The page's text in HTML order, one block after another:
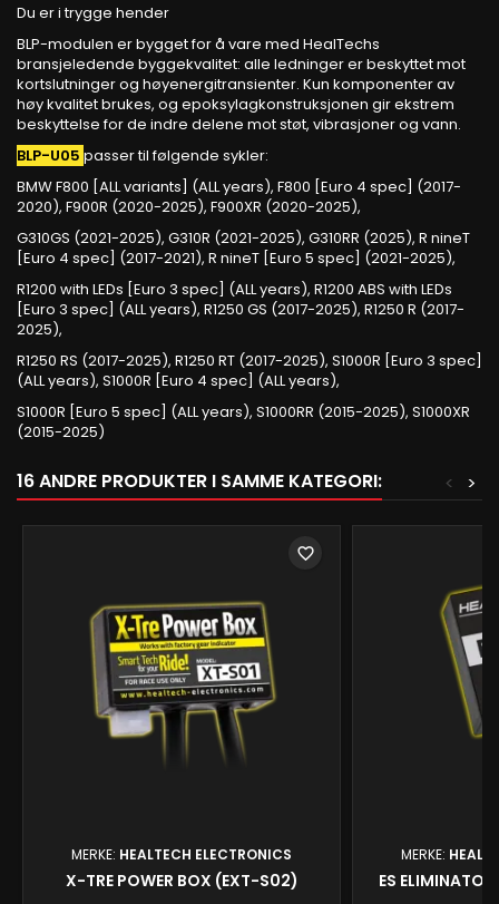
Du er i trygge hender
BLP-modulen er bygget for å vare med HealTechs
bransjeledende byggekvalitet: alle ledninger er beskyttet mot
kortslutninger og høyenergitransienter. Kun komponenter av
høy kvalitet brukes, og epoksylagkonstruksjonen gir ekstrem
beskyttelse for de indre delene mot støt, vibrasjoner og vann.
BLP-U05 passer til følgende sykler:
BMW F800 [ALL variants] (ALL years), F800 [Euro 4 spec] (2017-
2020), F900R (2020-2025), F900XR (2020-2025),
G310GS (2021-2025), G310R (2021-2025), G310RR (2025), R nineT
[Euro 4 spec] (2017-2021), R nineT [Euro 5 spec] (2021-2025),
R1200 with LEDs [Euro 3 spec] (ALL years), R1200 ABS with LEDs
[Euro 3 spec] (ALL years), R1250 GS (2017-2025), R1250 R (2017-
2025),
R1250 RS (2017-2025), R1250 RT (2017-2025), S1000R [Euro 3 spec]
(ALL years), S1000R [Euro 4 spec] (ALL years),
S1000R [Euro 5 spec] (ALL years), S1000RR (2015-2025), S1000XR
(2015-2025)
16 ANDRE PRODUKTER I SAMME KATEGORI: >
<
MERKE: HEALTECH ELECTRONICS
X-TRE POWER BOX (EXT-S02)
favorite_border
MERKE:
ES